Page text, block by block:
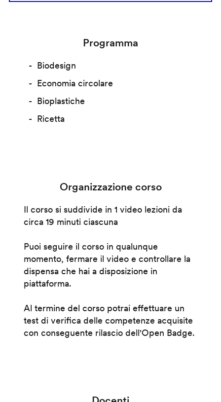
Programma
Biodesign
Economia circolare
Bioplastiche
Ricetta
Organizzazione corso
Il corso si suddivide in 1 video lezioni da
circa 19 minuti ciascuna
Puoi seguire il corso in qualunque
momento, fermare il video e controllare la
dispensa che hai a disposizione in
piattaforma.
Al termine del corso potrai effettuare un
test di verifica delle competenze acquisite
con conseguente rilascio dell'Open Badge.